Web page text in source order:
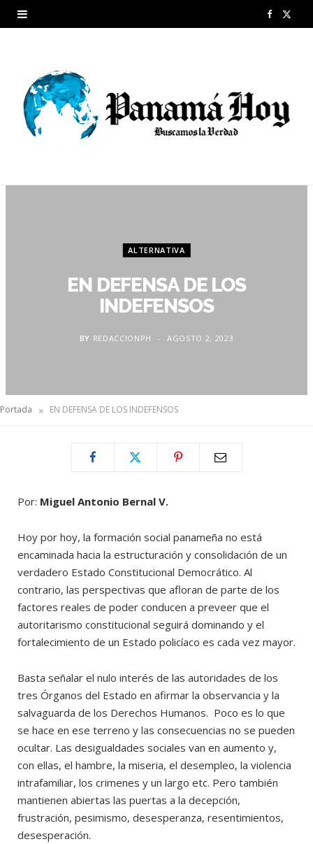
F
b
ALTERNATIVA
EN DEFENSA DE LOS
INDEFENSOS
BY REDACCIONPH AGOSTO 2, 2023
Portada » EN DEFENSA DE LOS INDEFENSOS
Por: Miguel Antonio Bernal V.
Hoy por hoy, la formación social panameña no está
encaminada hacia la estructuración y consolidación de un
verdadero Estado Constitucional Democrático. Al
contrario, las perspectivas que afloran de parte de los
factores reales de poder conducen a preveer que el
autoritarismo constitucional seguirá dominando y el
fortalecimiento de un Estado policíaco es cada vez mayor.
Basta señalar el nulo interés de las autoridades de los
tres Órganos del Estado en afirmar la observancia y la
salvaguarda de los Derechos Humanos. Poco es lo que
se hace en ese terreno y las consecuencias no se pueden
ocultar. Las desigualdades sociales van en aumento y,
con ellas, el hambre, la miseria, el desempleo, la violencia
intrafamiliar, los crimenes y un largo etc. Pero también
mantienen abiertas las puertas a la decepción,
frustración, pesimismo, desesperanza, resentimientos,
desesperación.